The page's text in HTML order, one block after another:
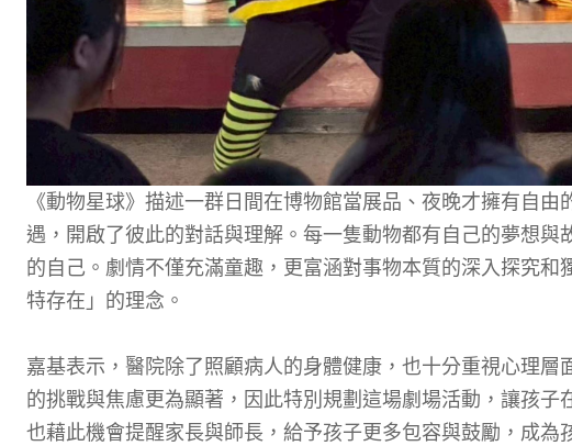
《動物星球》描述一群日間在博物館當展品、夜晚才擁有自
遇，開啟了彼此的對話與理解。每一隻動物都有自己的夢想
的自己。劇情不僅充滿童趣，更富涵對事物本質的深入探究
特存在」的理念。
嘉基表示，醫院除了照顧病人的身體健康，也十分重視心理
的挑戰與焦慮更為顯著，因此特別規劃這場劇場活動，讓孩子
也藉此機會提醒家長與師長，給予孩子更多包容與鼓勵，成為